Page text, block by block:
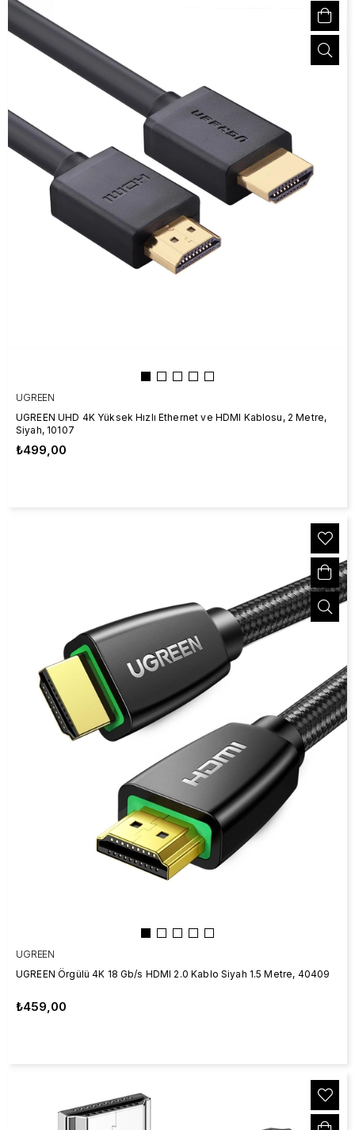
UGREEN
UGREEN UHD 4K Yüksek Hızlı Ethernet ve HDMI Kablosu, 2 Metre,
Siyah, 10107
₺499,00
UGREEN
UGREEN Örgülü 4K 18 Gb/s HDMI 2.0 Kablo Siyah 1.5 Metre, 40409
₺459,00